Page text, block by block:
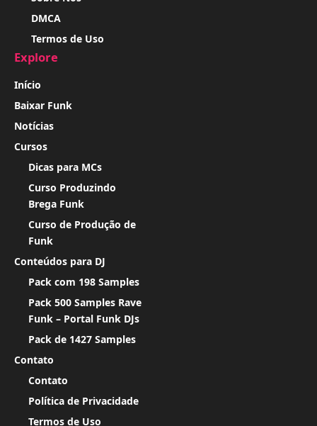
DMCA
Termos de Uso
Explore
Início
Baixar Funk
Notícias
Cursos
Dicas para MCs
Curso Produzindo
Brega Funk
Curso de Produção de
Funk
Conteúdos para DJ
Pack com 198 Samples
Pack 500 Samples Rave
Funk – Portal Funk DJs
Pack de 1427 Samples
Contato
Contato
Política de Privacidade
Termos de Uso